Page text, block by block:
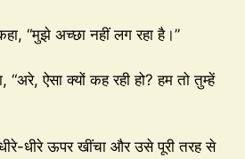
“मुझे अच्छा नहीं लग रहा है।”
ऐसा क्यों कह रही हो? हम तो तुम्हें
धीरे ऊपर खींचा और उसे पूरी तरह से